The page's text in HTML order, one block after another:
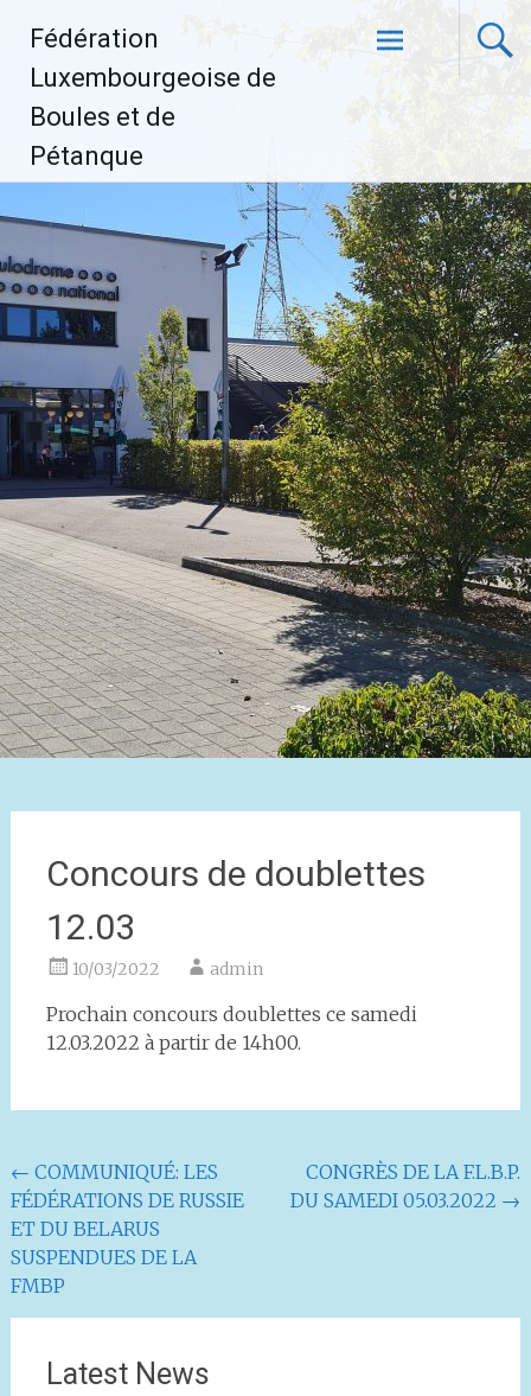
contenu
Fédération
Luxembourgeoise de
Boules et de
Pétanque
Concours de doublettes
12.03
10/03/2022 admin
Prochain concours doublettes ce samedi
12.03.2022 à partir de 14h00.
Navigation
de
l'article
← COMMUNIQUÉ: LES
FÉDÉRATIONS DE RUSSIE
ET DU BELARUS
SUSPENDUES DE LA
FMBP
CONGRÈS DE LA F.L.B.P.
DU SAMEDI 05.03.2022 →
Latest News